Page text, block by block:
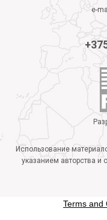
e-
Использование
указанием авторства и
Terms and